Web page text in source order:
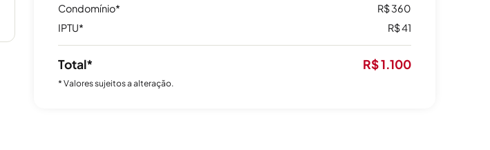
Condomínio*
R$ 360
IPTU*
R$ 41
Total* R$ 1.100
* Valores sujeitos a alteração.